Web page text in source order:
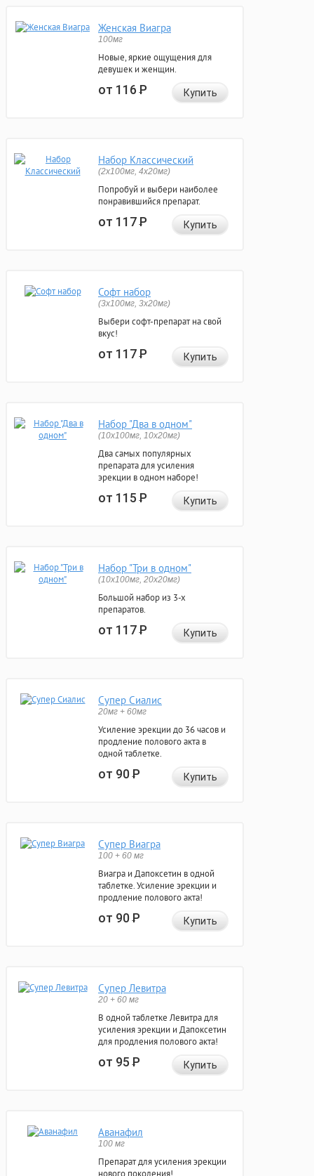
Женская Виагра
100мг
Новые, яркие ощущения для
девушек и женщин.
от 116Р Купить
Набор Классический
(2x100мг, 4x20мг)
Попробуй и выбери наиболее
понравившийся препарат.
от 117Р Купить
Софт набор
(3x100мг, 3x20мг)
Выбери софт-препарат на свой
вкус!
от 117Р Купить
Набор "Два в одном"
(10x100мг, 10x20мг)
Два самых популярных
препарата для усиления
эрекции в одном наборе!
от 115Р Купить
Набор "Три в одном"
(10x100мг, 20x20мг)
Большой набор из 3-х
препаратов.
от 117Р Купить
Супер Сиалис
20мг + 60мг
Усиление эрекции до 36 часов и
продление полового акта в
одной таблетке.
от 90Р Купить
Супер Виагра
100 + 60 мг
Виагра и Дапоксетин в одной
таблетке. Усиление эрекции и
продление полового акта!
от 90Р Купить
Супер Левитра
20 + 60 мг
В одной таблетке Левитра для
усиления эрекции и Дапоксетин
для продления полового акта!
от 95Р Купить
Аванафил
100 мг
Препарат для усиления эрекции